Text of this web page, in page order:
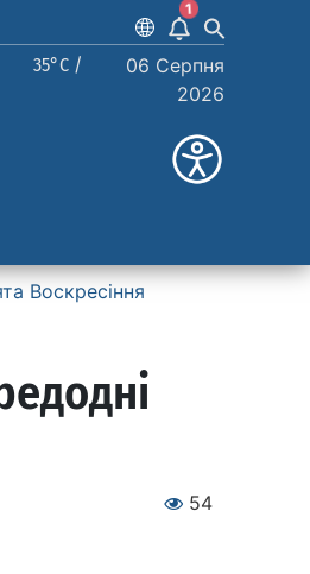
1
35°C /
06 Серпня
2026
Воскресіння
54